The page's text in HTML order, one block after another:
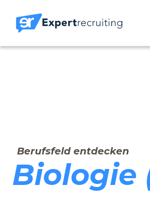
Berufsfeld entdecken
Biologie